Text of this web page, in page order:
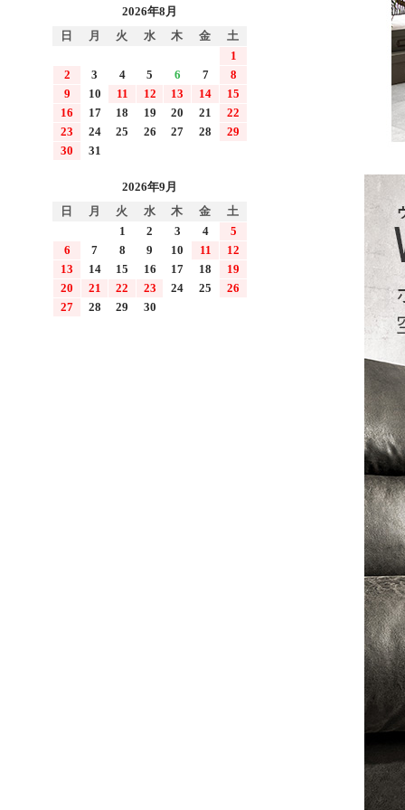
2026年8月
日
月 火 水 木 金
土
1
2
3 4 5 6 7
8
9
10 11 12 13 14
15
16
17 18 19 20 21
22
23
24 25 26 27 28
29
30
31
2026年9月
日
月 火 水 木 金
土
1
2 3 4
5
6
7 8 9 10 11
12
13
14 15 16 17 18
19
20
21 22 23 24 25
26
27
28 29 30